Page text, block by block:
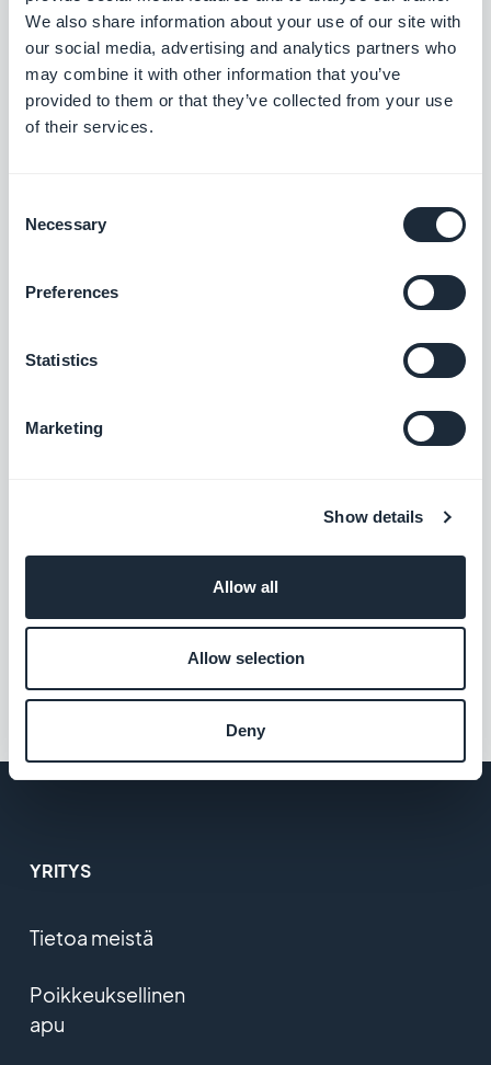
We also share information about your use of our site with
our social media, advertising and analytics partners who
may combine it with other information that you’ve
provided to them or that they’ve collected from your use
of their services.
Selection
Necessary
Preferences
Statistics
Marketing
Show details
Allow all
Allow selection
Deny
Mukautettu valokuvasyöttö
Jaa ulkoista sisältöä luomalla oma
mukautettu syötteesi GoodBarberin
mukautetun integraation avulla.
Vapaa
sovelluksestasi
YRITYS
Tietoa meistä
Poikkeuksellinen
apu